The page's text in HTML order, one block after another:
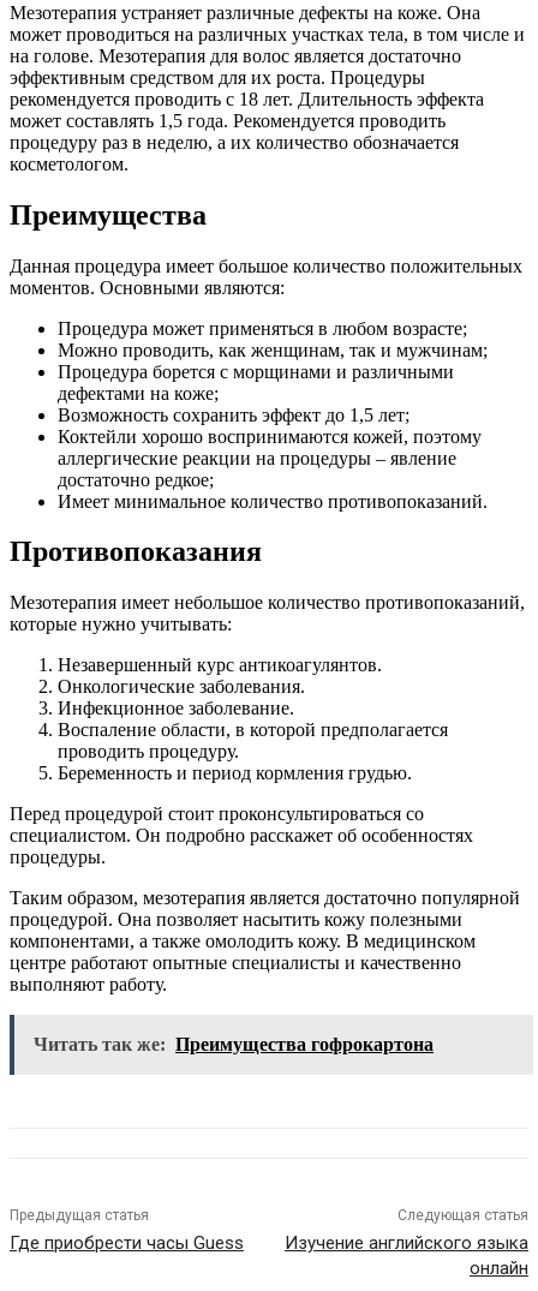
Мезотерапия устраняет различные дефекты на коже. Она
может проводиться на различных участках тела, в том числе и
на голове. Мезотерапия для волос является достаточно
эффективным средством для их роста. Процедуры
рекомендуется проводить с 18 лет. Длительность эффекта
может составлять 1,5 года. Рекомендуется проводить
процедуру раз в неделю, а их количество обозначается
косметологом.
Преимущества
Данная процедура имеет большое количество положительных
моментов. Основными являются:
Процедура может применяться в любом возрасте;
Можно проводить, как женщинам, так и мужчинам;
Процедура борется с морщинами и различными
дефектами на коже;
Возможность сохранить эффект до 1,5 лет;
Коктейли хорошо воспринимаются кожей, поэтому
аллергические реакции на процедуры – явление
достаточно редкое;
Имеет минимальное количество противопоказаний.
Противопоказания
Мезотерапия имеет небольшое количество противопоказаний,
которые нужно учитывать:
Незавершенный курс антикоагулянтов.
Онкологические заболевания.
Инфекционное заболевание.
Воспаление области, в которой предполагается
проводить процедуру.
Беременность и период кормления грудью.
Перед процедурой стоит проконсультироваться со
специалистом. Он подробно расскажет об особенностях
процедуры.
Таким образом, мезотерапия является достаточно популярной
процедурой. Она позволяет насытить кожу полезными
компонентами, а также омолодить кожу. В медицинском
центре работают опытные специалисты и качественно
выполняют работу.
Читать так же: Преимущества гофрокартона
Предыдущая статья
Где приобрести часы Guess
Следующая статья
Изучение английского языка
онлайн